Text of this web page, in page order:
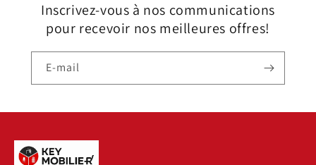
Inscrivez-vous à nos communications
pour recevoir nos meilleures offres!
E-mail